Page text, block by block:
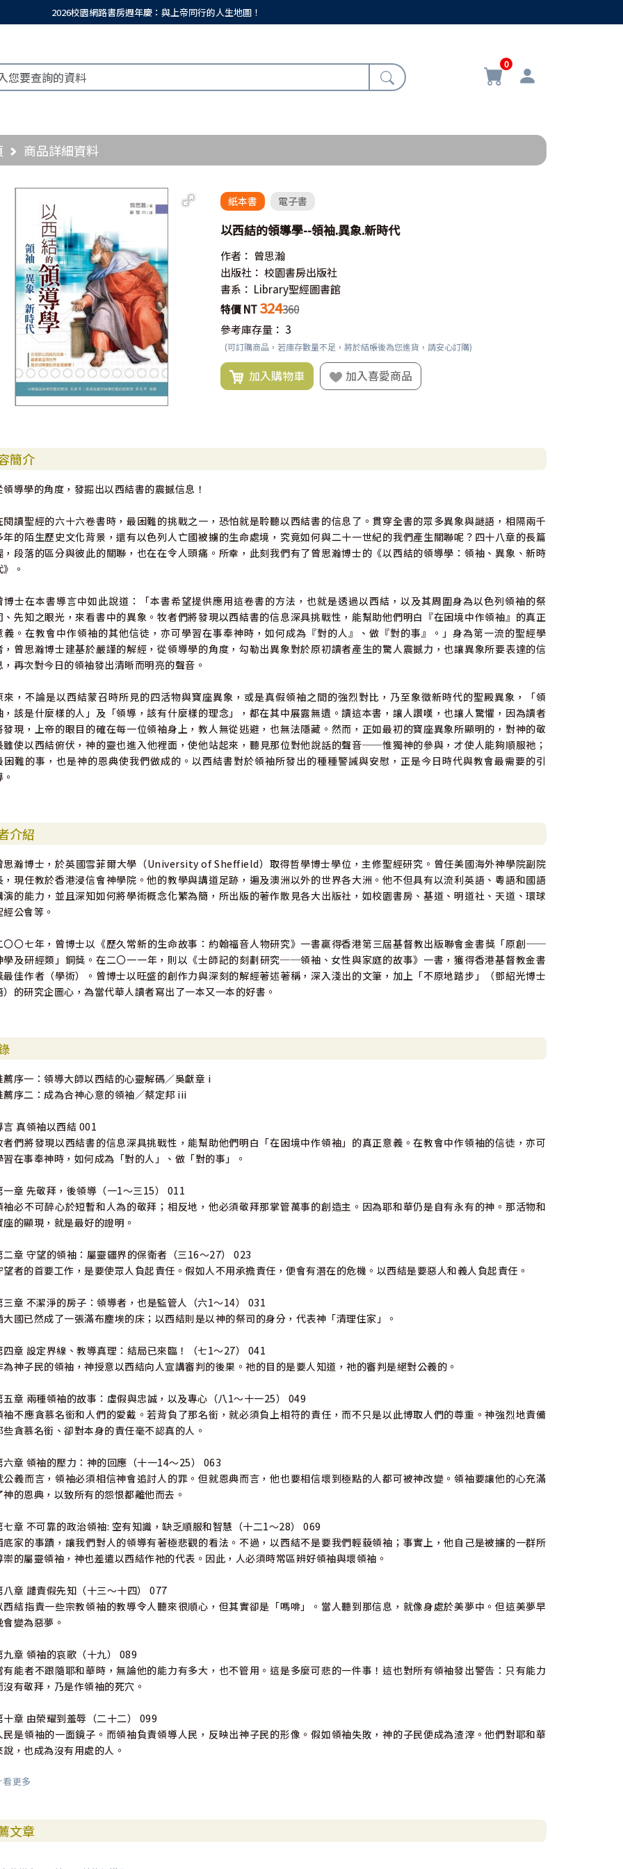
2026校園網路書房週年慶：與上帝同行的人生地圖！
0
商品詳細資料
紙本書 電子書
以西結的領導學--領袖.異象.新時代
作者： 曾思瀚
出版社： 校園書房出版社
書系： Library聖經圖書館
特價 NT324360
參考庫存量： 3
(可訂購商品，若庫存數量不足，將於結帳後為您進貨，請安心訂購)
加入購物車 加入喜愛商品
簡介
領導學的角度，發掘出以西結書的震撼信息！
閱讀聖經的六十六卷書時，最困難的挑戰之一，恐怕就是聆聽以西結書的信息了。貫穿全書的眾多異象與謎語，相隔兩千
年的陌生歷史文化背景，還有以色列人亡國被擄的生命處境，究竟如何與二十一世紀的我們產生關聯呢？四十八章的長篇
，段落的區分與彼此的關聯，也在在令人頭痛。所幸，此刻我們有了曾思瀚博士的《以西結的領導學：領袖、異象、新時
》。
博士在本書導言中如此說道：「本書希望提供應用這卷書的方法，也就是透過以西結，以及其周圍身為以色列領袖的祭
、先知之眼光，來看書中的異象。牧者們將發現以西結書的信息深具挑戰性，能幫助他們明白『在困境中作領袖』的真正
義。在教會中作領袖的其他信徒，亦可學習在事奉神時，如何成為『對的人』、做『對的事』。」身為第一流的聖經學
，曾思瀚博士建基於嚴謹的解經，從領導學的角度，勾勒出異象對於原初讀者產生的驚人震撼力，也讓異象所要表達的信
，再次對今日的領袖發出清晰而明亮的聲音。
來，不論是以西結蒙召時所見的四活物與寶座異象，或是真假領袖之間的強烈對比，乃至象徵新時代的聖殿異象，「領
，該是什麼樣的人」及「領導，該有什麼樣的理念」，都在其中展露無遺。讀這本書，讓人讚嘆，也讓人驚懼，因為讀者
發現，上帝的眼目的確在每一位領袖身上，教人無從逃避，也無法隱藏。然而，正如最初的寶座異象所顯明的，對神的敬
雖使以西結俯伏，神的靈也進入他裡面，使他站起來，聽見那位對他說話的聲音──惟獨神的參與，才使人能夠順服祂；
困難的事，也是神的恩典使我們做成的。以西結書對於領袖所發出的種種警誡與安慰，正是今日時代與教會最需要的引
介紹
思瀚博士，於英國雪菲爾大學（University of Sheffield）取得哲學博士學位，主修聖經研究。曾任美國海外神學院副院
，現任教於香港浸信會神學院。他的教學與講道足跡，遍及澳洲以外的世界各大洲。他不但具有以流利英語、粵語和國語
演的能力，並且深知如何將學術概念化繁為簡，所出版的著作散見各大出版社，如校園書房、基道、明道社、天道、環球
經公會等。
〇〇七年，曾博士以《歷久常新的生命故事：約翰福音人物研究》一書贏得香港第三屆基督教出版聯會金書獎「原創──
學及研經類」銅獎。在二〇一一年，則以《士師記的刻劃研究──領袖、女性與家庭的故事》一書，獲得香港基督教金書
最佳作者（學術）。曾博士以旺盛的創作力與深刻的解經著述著稱，深入淺出的文筆，加上「不原地踏步」（鄧紹光博士
）的研究企圖心，為當代華人讀者寫出了一本又一本的好書。
薦序一：領導大師以西結的心靈解碼∕吳獻章 i
薦序二：成為合神心意的領袖∕蔡定邦 iii
言 真領袖以西結 001
者們將發現以西結書的信息深具挑戰性，能幫助他們明白「在困境中作領袖」的真正意義。在教會中作領袖的信徒，亦可
習在事奉神時，如何成為「對的人」、做「對的事」。
一章 先敬拜，後領導（一1〜三15） 011
袖必不可醉心於短暫和人為的敬拜；相反地，他必須敬拜那掌管萬事的創造主。因為耶和華仍是自有永有的神。那活物和
座的顯現，就是最好的證明。
二章 守望的領袖：屬靈疆界的保衛者（三16〜27） 023
望者的首要工作，是要使眾人負起責任。假如人不用承擔責任，便會有潛在的危機。以西結是要惡人和義人負起責任。
三章 不潔淨的房子：領導者，也是監管人（六1〜14） 031
大國已然成了一張滿布塵埃的床；以西結則是以神的祭司的身分，代表神「清理住家」。
四章 設定界線、教導真理：結局已來臨！（七1〜27） 041
為神子民的領袖，神授意以西結向人宣講審判的後果。祂的目的是要人知道，祂的審判是絕對公義的。
五章 兩種領袖的故事：虛假與忠誠，以及專心（八1〜十一25） 049
袖不應貪慕名銜和人們的愛戴。若背負了那名銜，就必須負上相符的責任，而不只是以此博取人們的尊重。神強烈地責備
些貪慕名銜、卻對本身的責任毫不認真的人。
六章 領袖的壓力：神的回應（十一14〜25） 063
公義而言，領袖必須相信神會追討人的罪。但就恩典而言，他也要相信壞到極點的人都可被神改變。領袖要讓他的心充滿
神的恩典，以致所有的怨恨都離他而去。
七章 不可靠的政治領袖: 空有知識，缺乏順服和智慧（十二1〜28） 069
底家的事蹟，讓我們對人的領導有著極悲觀的看法。不過，以西結不是要我們輕藐領袖；事實上，他自己是被擄的一群所
崇的屬靈領袖，神也差遣以西結作祂的代表。因此，人必須時常區辨好領袖與壞領袖。
八章 譴責假先知（十三〜十四） 077
西結指責一些宗教領袖的教導令人聽來很順心，但其實卻是「嗎啡」。當人聽到那信息，就像身處於美夢中。但這美夢早
會變為惡夢。
九章 領袖的哀歌（十九） 089
有能者不跟隨耶和華時，無論他的能力有多大，也不管用。這是多麼可悲的一件事！這也對所有領袖發出警告：只有能力
沒有敬拜，乃是作領袖的死穴。
十章 由榮耀到羞辱（二十二） 099
民是領袖的一面鏡子。而領袖負責領導人民，反映出神子民的形像。假如領袖失敗，神的子民便成為渣滓。他們對耶和華
說，也成為沒有用處的人。
十一章 毀滅的晚餐（二十四1〜14） 105
十二章 玩弄政治的危機（二十九1〜三十二32） 111
看更多
文章